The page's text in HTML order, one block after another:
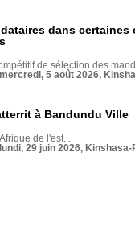
dans
de sélection des
5 août 2026,
à Bandundu Ville
de l'est...
29 juin 2026,